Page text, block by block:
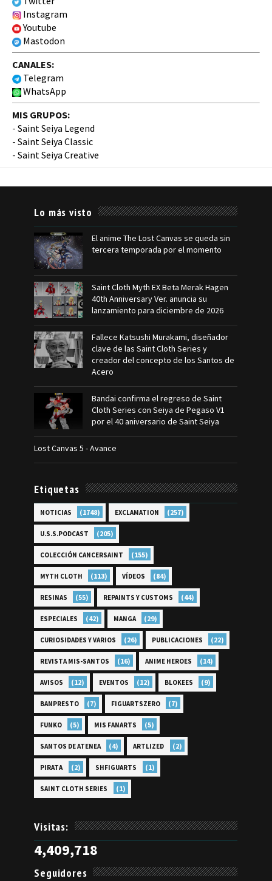
Instagram
Youtube
Mastodon
CANALES:
Telegram
WhatsApp
MIS GRUPOS:
- Saint Seiya Legend
- Saint Seiya Classic
- Saint Seiya Creative
Lo más visto
El anime The Lost Canvas se queda sin
tercera temporada por el momento
Saint Cloth Myth EX Beta Merak Hagen
40th Anniversary Ver. anuncia su
lanzamiento para diciembre de 2026
Fallece Katsushi Murakami, diseñador
clave de las Saint Cloth Series y
creador del concepto de los Santos de
Acero
Bandai confirma el regreso de Saint
Cloth Series con Seiya de Pegaso V1
por el 40 aniversario de Saint Seiya
Lost Canvas 5 - Avance
Etiquetas
NOTICIAS (1748) EXCLAMATION (257)
U.S.S.PODCAST (205)
COLECCIÓN CANCERSAINT (155)
MYTH CLOTH (113) VÍDEOS (84)
RESINAS (55) REPAINTS Y CUSTOMS (44)
ESPECIALES (42) MANGA (29)
CURIOSIDADES Y VARIOS (26) PUBLICACIONES (22)
REVISTA MIS-SANTOS (16) ANIME HEROES (14)
AVISOS (12) EVENTOS (12) BLOKEES (9)
BANPRESTO (7) FIGUARTSZERO (7)
FUNKO (5) MIS FANARTS (5)
SANTOS DE ATENEA (4) ARTLIZED (2)
PIRATA (2) SHFIGUARTS (1)
SAINT CLOTH SERIES (1)
Visitas:
4,409,718
Seguidores